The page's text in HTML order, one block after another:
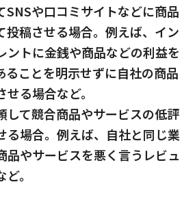
SNSや口コミサイトなどに商品
投稿させる場合。例えば、イン
ントに金銭や商品などの利益を
ることを明示せずに自社の商品
る場合など。
して競合商品やサービスの低評
る場合。例えば、自社と同じ業
品やサービスを悪く言うレビュ
。